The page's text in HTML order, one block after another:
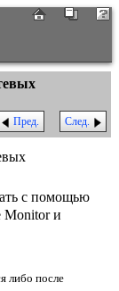
Пред. След.
с помощью
Monitor и
либо после